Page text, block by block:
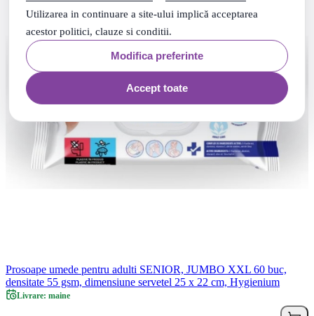
Utilizarea in continuare a site-ului implică acceptarea
acestor politici, clauze si conditii.
Modifica preferinte
Accept toate
Prosoape umede pentru adulti SENIOR, JUMBO XXL 60 buc,
densitate 55 gsm, dimensiune servetel 25 x 22 cm, Hygienium
Livrare: maine